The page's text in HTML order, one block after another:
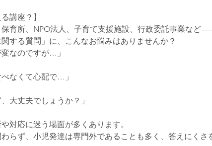
講座？】
育所、NPO法人、子育て支援施設、行政委託事業など
する質問」に、こんなお悩みはありませんか？
変なのですが…」
べなくて心配で…」
大丈夫でしょうか？」
対応に迷う場面が多くあります。
らず、小児発達は専門外であることも多く、答えにくさ